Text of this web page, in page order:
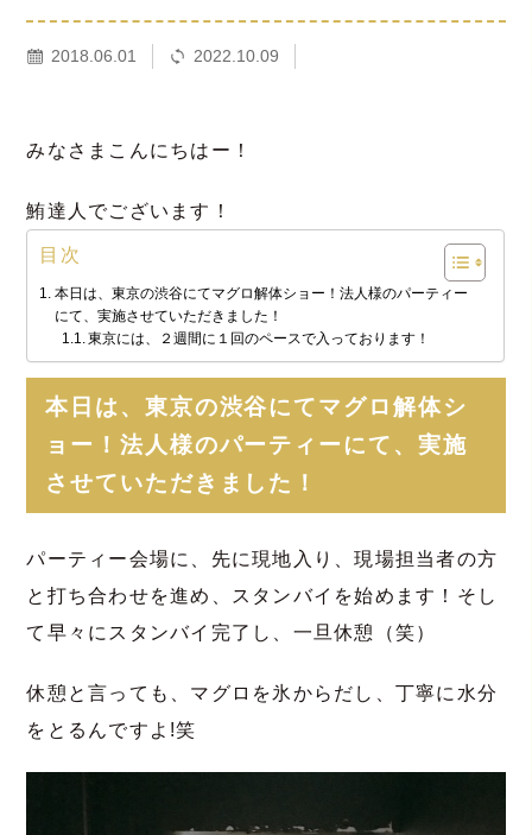
2018.06.01 2022.10.09
みなさまこんにちはー！
鮪達人でございます！
目次
本日は、東京の渋谷にてマグロ解体ショー！法人様のパーティー
にて、実施させていただきました！
東京には、２週間に１回のペースで入っております！
本日は、東京の渋谷にてマグロ解体シ
ョー！法人様のパーティーにて、実施
させていただきました！
パーティー会場に、先に現地入り、現場担当者の方
と打ち合わせを進め、スタンバイを始めます！そし
て早々にスタンバイ完了し、一旦休憩（笑）
休憩と言っても、マグロを氷からだし、丁寧に水分
をとるんですよ!笑